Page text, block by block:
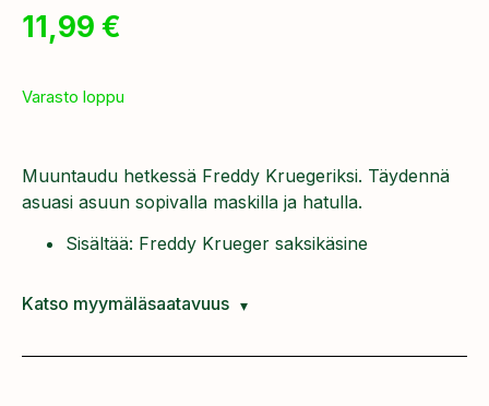
11,99 €
Varasto loppu
Muuntaudu hetkessä Freddy Kruegeriksi. Täydennä
asuasi asuun sopivalla maskilla ja hatulla.
Sisältää: Freddy Krueger saksikäsine
Katso myymäläsaatavuus